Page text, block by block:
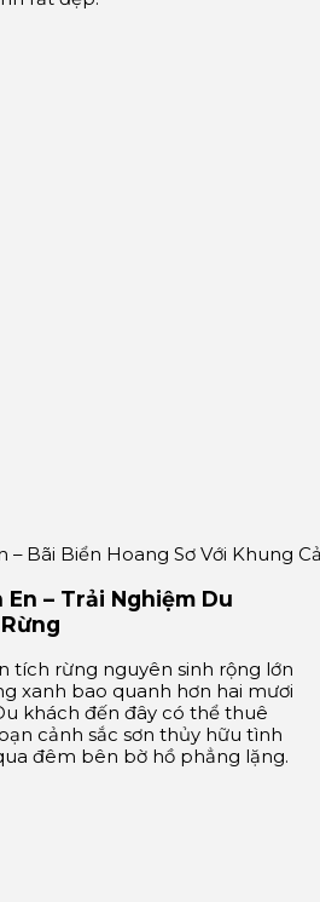
– Bãi Biển Hoang Sơ Với Khung
– Trải Nghiệm Du
tích rừng nguyên sinh rộng lớn
xanh bao quanh hơn hai mươi
khách đến đây có thể thuê
cảnh sắc sơn thủy hữu tình
đêm bên bờ hồ phẳng lặng.